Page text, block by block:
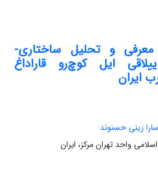
معرفی و تحلیل ساختاری-
ایل کوچ‌‌‌‌‌‌رو قاراداغ
ایران
سارا زینی حسنوند
واحد تهران مرکز، ایران